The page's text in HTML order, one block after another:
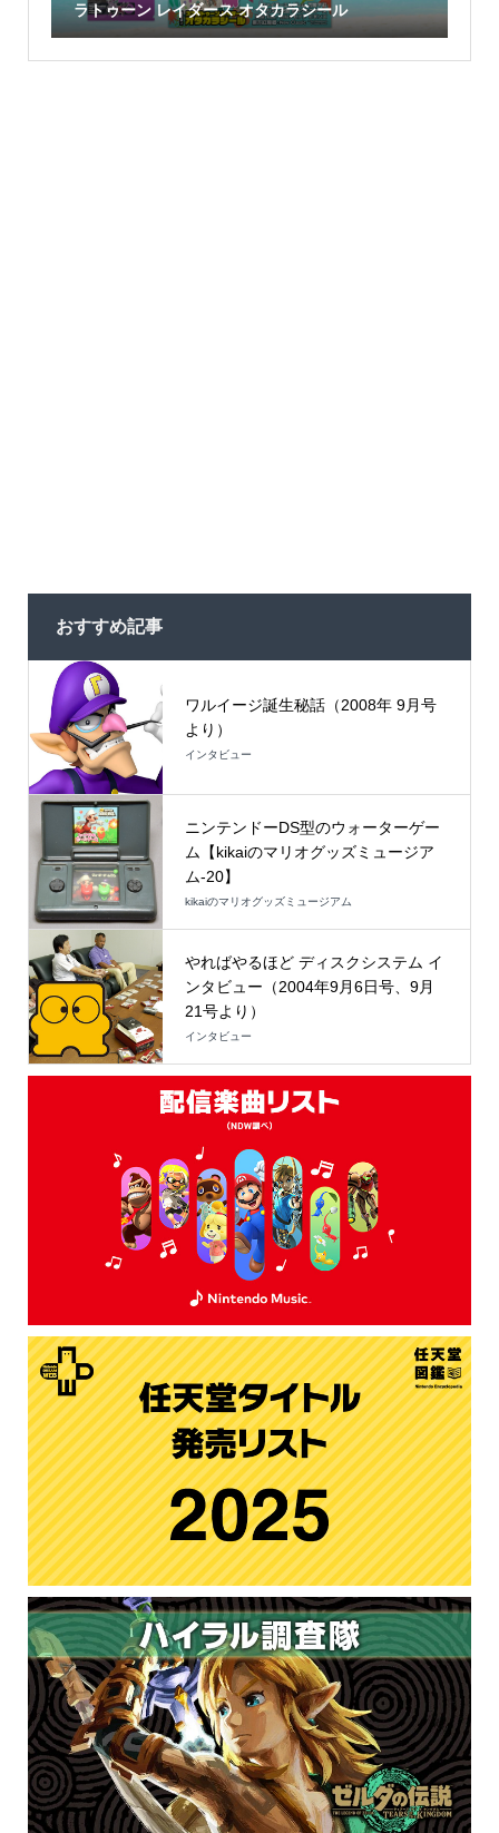
ラトゥーン レイダース オタカラシール
おすすめ記事
ワルイージ誕生秘話（2008年 9月号
より）
インタビュー
ニンテンドーDS型のウォーターゲー
ム【kikaiのマリオグッズミュージア
ム-20】
kikaiのマリオグッズミュージアム
やればやるほど ディスクシステム イ
ンタビュー（2004年9月6日号、9月
21号より）
インタビュー